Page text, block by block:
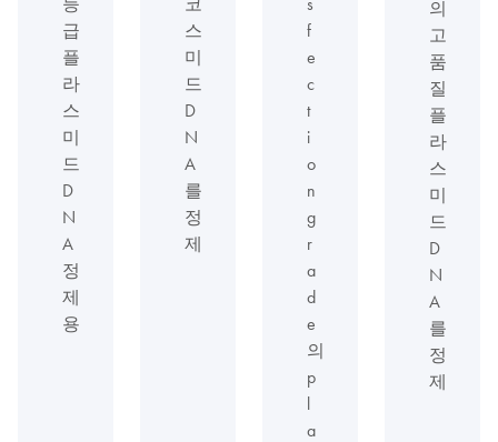
급
플
라
스
미
드
D
N
A
정
제
용
스
미
드
D
N
A
를
정
제
f
e
c
t
i
o
n
g
r
a
d
e
의
p
l
a
의
고
품
질
플
라
스
미
드
D
N
A
를
정
제